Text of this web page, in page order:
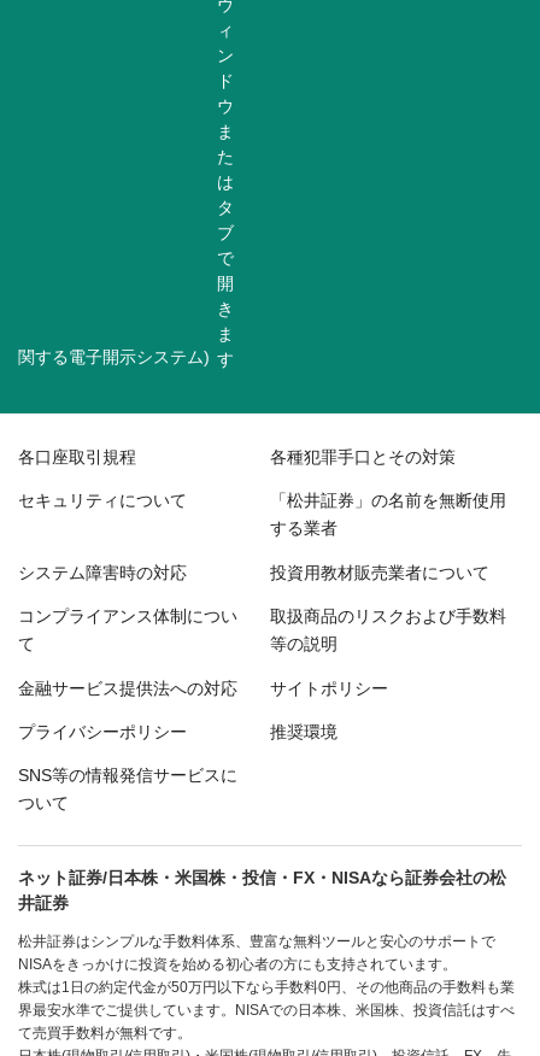
関する電子開示システム)
各口座取引規程 各種犯罪手口とその対策
セキュリティについて 「松井証券」の名前を無断使用
する業者
システム障害時の対応 投資用教材販売業者について
コンプライアンス体制につい
て
取扱商品のリスクおよび手数料
等の説明
金融サービス提供法への対応 サイトポリシー
プライバシーポリシー 推奨環境
SNS等の情報発信サービスに
ついて
ネット証券/日本株・米国株・投信・FX・NISAなら証券会社の松
井証券
松井証券はシンプルな手数料体系、豊富な無料ツールと安心のサポートで
NISAをきっかけに投資を始める初心者の方にも支持されています。
株式は1日の約定代金が50万円以下なら手数料0円、その他商品の手数料も業
界最安水準でご提供しています。NISAでの日本株、米国株、投資信託はすべ
て売買手数料が無料です。